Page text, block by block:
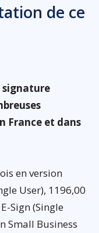
de ce
signature
France et dans
en version
User), 1196,00
Sign (Single
Small Business